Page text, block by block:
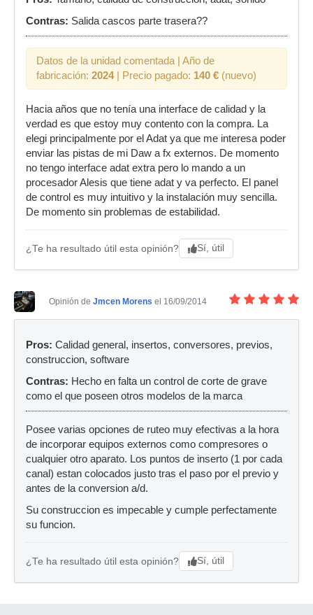
Contras: Salida cascos parte trasera??
Datos de la unidad comentada | Año de
fabricación: 2024| Precio pagado: 140 € (nuevo)
Hacia años que no tenía una interface de calidad y la
verdad es que estoy muy contento con la compra. La
elegi principalmente por el Adat ya que me interesa poder
enviar las pistas de mi Daw a fx externos. De momento
no tengo interface adat extra pero lo mando a un
procesador Alesis que tiene adat y va perfecto. El panel
de control es muy intuitivo y la instalación muy sencilla.
De momento sin problemas de estabilidad.
¿Te ha resultado útil esta opinión? Sí, útil
Opinión de Jmcen Morens el 16/09/2014
Pros: Calidad general, insertos, conversores, previos,
construccion, software
Contras: Hecho en falta un control de corte de grave
como el que poseen otros modelos de la marca
Posee varias opciones de ruteo muy efectivas a la hora
de incorporar equipos externos como compresores o
cualquier otro aparato. Los puntos de inserto (1 por cada
canal) estan colocados justo tras el paso por el previo y
antes de la conversion a/d.
Su construccion es impecable y cumple perfectamente
su funcion.
¿Te ha resultado útil esta opinión? Sí, útil